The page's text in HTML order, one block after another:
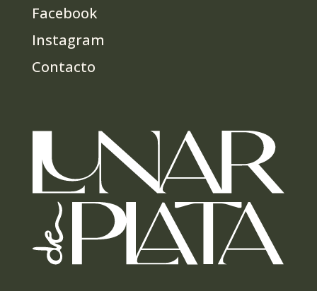
Facebook
Instagram
Contacto